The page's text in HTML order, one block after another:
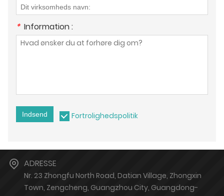
* Information :
Indsend Fortrolighedspolitik
ADRESSE
Nr. 23 Zhongfu North Road, Datian Village, Zhongxin
Town, Zengcheng, Guangzhou City, Guangdong-